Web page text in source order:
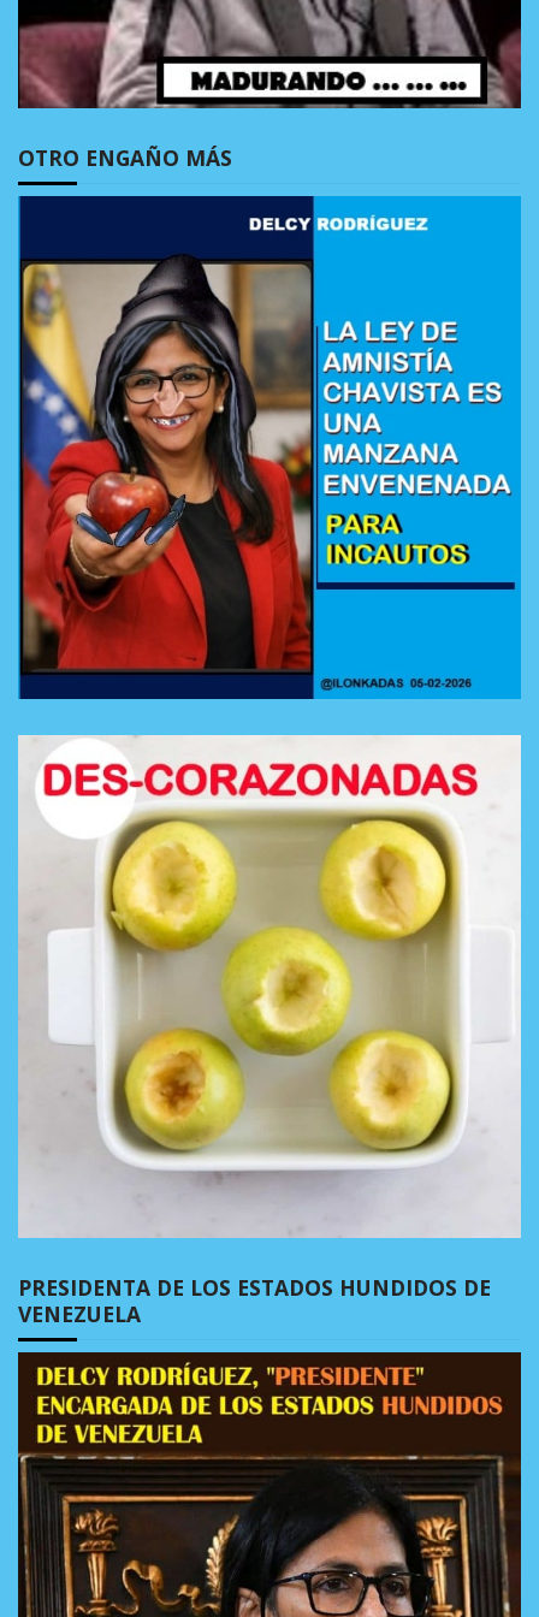
OTRO ENGAÑO MÁS
PRESIDENTA DE LOS ESTADOS HUNDIDOS DE
VENEZUELA